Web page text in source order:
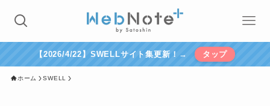
【2026/4/22】SWELLサイト集更新！→ タップ
ホーム SWELL